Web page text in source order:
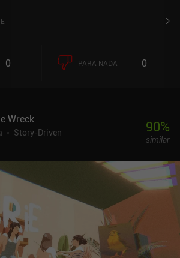
0 PARA NADA 0
Wreck
Story-Driven
90%
similar